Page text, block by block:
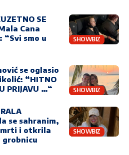
SHOWBIZ
SE
Cana
“Svi smo u
SHOWBIZ
se oglasio
“HITNO
PRIJAVU …“
SHOWBIZ
se sahranim,
i otkrila
grobnicu